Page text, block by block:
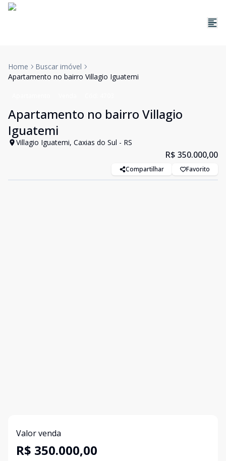
Home
Buscar imóvel
Apartamento no bairro Villagio Iguatemi
Apartamento no bairro Villagio
Iguatemi
Villagio Iguatemi, Caxias do Sul - RS
R$ 350.000,00
Compartilhar Favorito
Valor venda
R$ 350.000,00